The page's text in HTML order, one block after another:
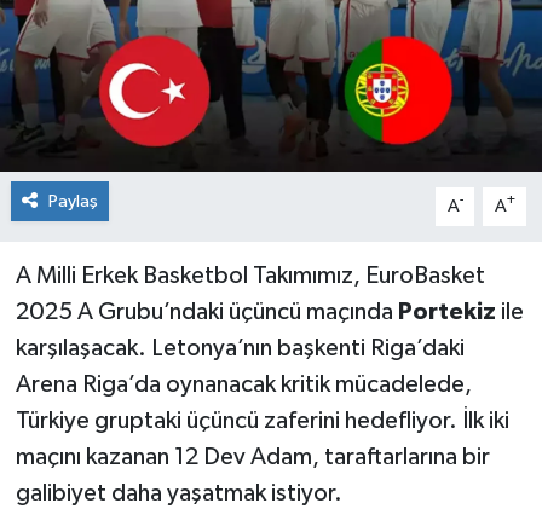
Paylaş A- A+
A Milli Erkek Basketbol Takımımız, EuroBasket
2025 A Grubu’ndaki üçüncü maçında Portekiz ile
karşılaşacak. Letonya’nın başkenti Riga’daki
Arena Riga’da oynanacak kritik mücadelede,
Türkiye gruptaki üçüncü zaferini hedefliyor. İlk iki
maçını kazanan 12 Dev Adam, taraftarlarına bir
galibiyet daha yaşatmak istiyor.
Politika
Sağlık
Spor
Turizm